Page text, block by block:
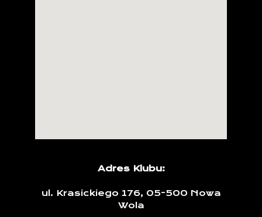
Adres Klubu:
ul. Krasickiego 176, 05-500 Nowa
Wola